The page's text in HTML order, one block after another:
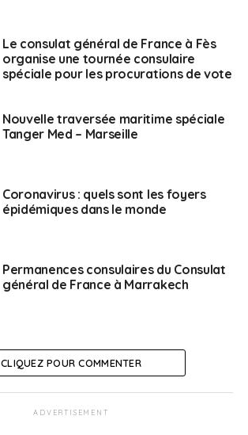
Le consulat général de France à Fès
organise une tournée consulaire
spéciale pour les procurations de vote
Nouvelle traversée maritime spéciale
Tanger Med – Marseille
Coronavirus : quels sont les foyers
épidémiques dans le monde
Permanences consulaires du Consulat
général de France à Marrakech
CLIQUEZ POUR COMMENTER
ADVERTISEMENT